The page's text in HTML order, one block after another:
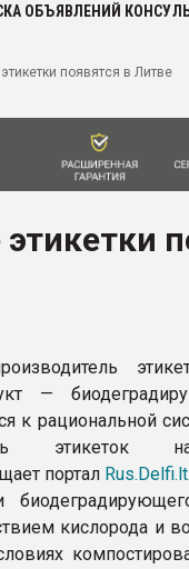
ОБЪЯВЛЕНИЙ
появятся в Литве
—
к рациональной
этикеток
портал Rus.Delfi.lt.
кислорода и